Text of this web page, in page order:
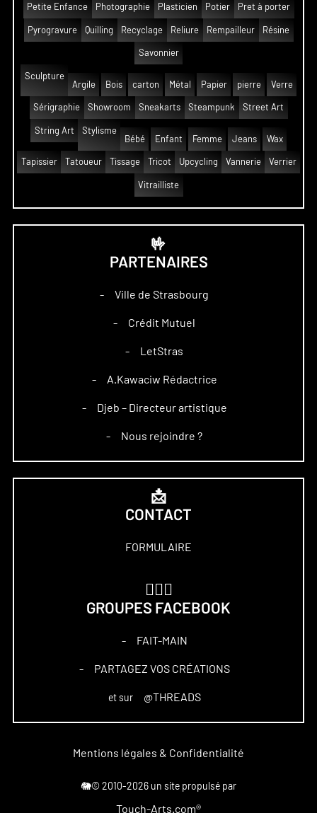
Petite Enfance Photographie Plasticien Potier Pret à porter
Pyrogravure Quilling Recyclage Reliure Rempailleur Résine
Savonnier
Sculpture
Argile
Bois carton Métal Papier pierre Verre
Sérigraphie Showroom Sneakarts Steampunk Street Art
String Art
Stylisme
Bébé
Enfant Femme Jeans Wax
Tapissier Tatoueur Tissage Tricot Upcycling Vannerie Verrier
Vitrailliste
🤟
PARTENAIRES
– Ville de Strasbourg
– Crédit Mutuel
– LetStras
– A.Kawaciw Rédactrice
– Djeb – Directeur artistique
– Nous rejoindre ?
📩
CONTACT
FORMULAIRE
GROUPES FACEBOOK
– FAIT-MAIN
– PARTAGEZ VOS CRÉATIONS
et sur @THREADS
Mentions légales & Confidentialité
🐘© 2010-2026 un site propulsé par
Touch-Arts.com®